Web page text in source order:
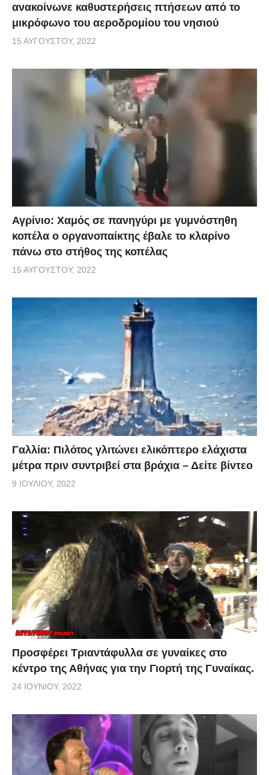
ανακοίνωνε καθυστερήσεις πτήσεων από το
μικρόφωνο του αεροδρομίου του νησιού
15 ΑΥΓΟΎΣΤΟΥ, 2022
Αγρίνιο: Χαμός σε πανηγύρι με γυμνόστηθη
κοπέλα ο οργανοπαίκτης έβαλε το κλαρίνο
πάνω στο στήθος της κοπέλας
15 ΑΥΓΟΎΣΤΟΥ, 2022
Γαλλία: Πιλότος γλιτώνει ελικόπτερο ελάχιστα
μέτρα πριν συντριβεί στα βράχια – Δείτε βίντεο
9 ΙΟΥΛΊΟΥ, 2022
Προσφέρει Τριαντάφυλλα σε γυναίκες στο
κέντρο της Αθήνας για την Γιορτή της Γυναίκας.
24 ΙΟΥΝΊΟΥ, 2022